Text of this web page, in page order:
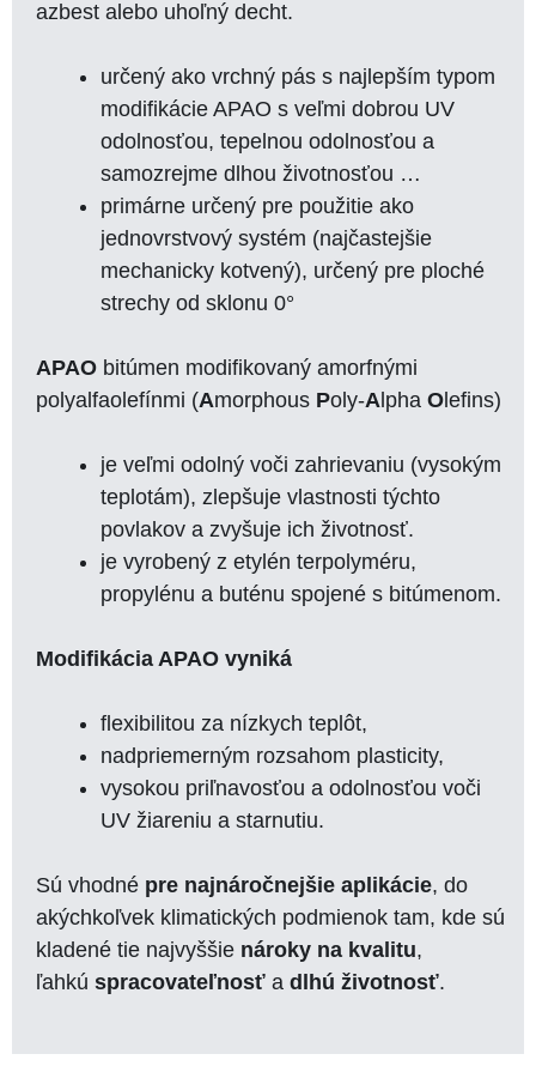
azbest alebo uhoľný decht.
určený ako vrchný pás s najlepším typom
modifikácie APAO s veľmi dobrou UV
odolnosťou, tepelnou odolnosťou a
samozrejme dlhou životnosťou …
primárne určený pre použitie ako
jednovrstvový systém (najčastejšie
mechanicky kotvený), určený pre ploché
strechy od sklonu 0°
APAO bitúmen modifikovaný amorfnými
polyalfaolefínmi (Amorphous Poly-A lpha O lefins)
je veľmi odolný voči zahrievaniu (vysokým
teplotám), zlepšuje vlastnosti týchto
povlakov a zvyšuje ich životnosť.
je vyrobený z etylén terpolyméru,
propylénu a buténu spojené s bitúmenom.
Modifikácia APAO vyniká
flexibilitou za nízkych teplôt,
nadpriemerným rozsahom plasticity,
vysokou priľnavosťou a odolnosťou voči
UV žiareniu a starnutiu.
Sú vhodné pre najnáročnejšie aplikácie, do
akýchkoľvek klimatických podmienok tam, kde sú
kladené tie najvyššie nároky na kvalitu,
ľahkú spracovateľnosť a dlhú životnosť.